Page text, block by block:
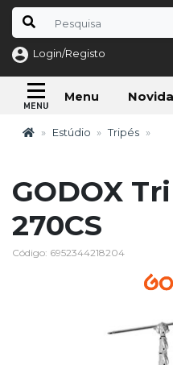
Login/Registo
Menu
Estúdio Tripés
GODOX
270CS
Código: 6952344218204